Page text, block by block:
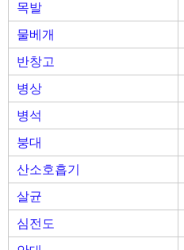
목발
물베개
반창고
병상
병석
붕대
산소호흡기
살균
심전도